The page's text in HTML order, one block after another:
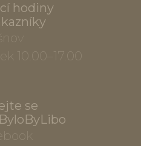
hodiny
10.00–17.00
se